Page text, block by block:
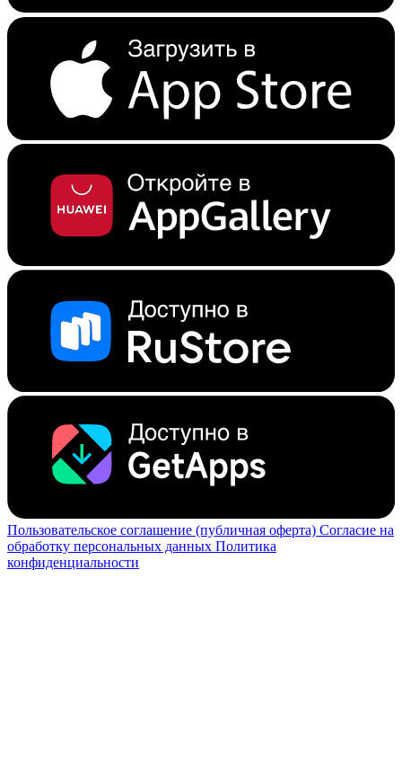
Пользовательское соглашение (публичная оферта) Согласие на
обработку персональных данных Политика
конфиденциальности